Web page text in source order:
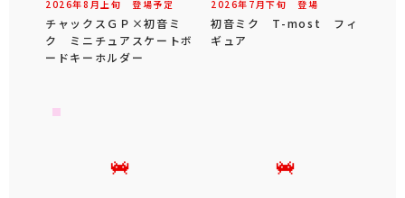
2026年8 月 上旬 登場予定
チャックスＧＰ×初音ミ
ク ミニチュアスケートボ
ードキーホルダー
2026年 7 月下旬 登場
初音ミク T-most フィ
ギュア